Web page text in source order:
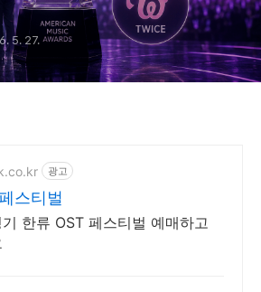
5. 27.
광고
스티벌
한류 OST 페스티벌 예매하고